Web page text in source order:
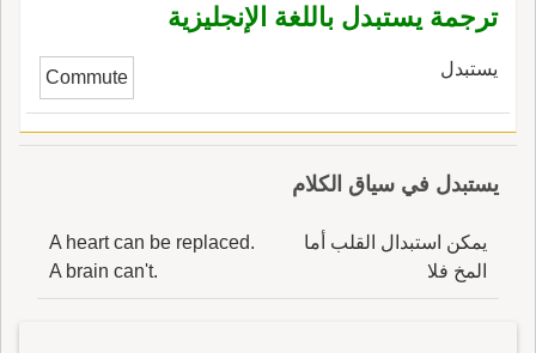
ترجمة يستبدل باللغة الإنجليزية
يستبدل Commute
يستبدل في سياق الكلام
يمكن استبدال القلب أما
المخ فلا
A heart can be replaced.
A brain can't.